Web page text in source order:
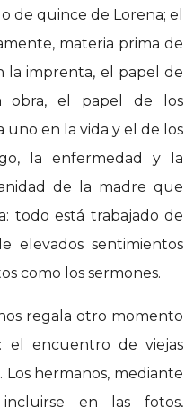
de quince de Lorena; el
materia prima de
la imprenta, el papel de
el papel de los
uno en la vida y el de los
la enfermedad y la
de la madre que
todo está trabajado de
elevados sentimientos
como los sermones.
regala otro momento
el encuentro de viejas
hermanos, mediante
en las fotos,